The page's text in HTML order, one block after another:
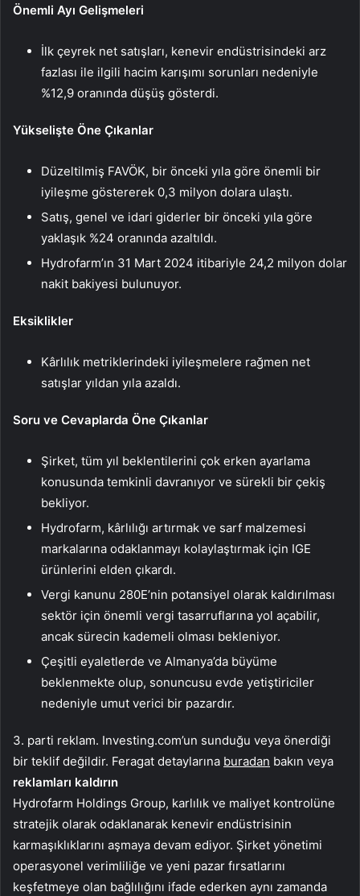
Önemli Ayı Gelişmeleri
İlk çeyrek net satışları, kenevir endüstrisindeki arz
fazlası ile ilgili hacim karışımı sorunları nedeniyle
%12,9 oranında düşüş gösterdi.
Yükselişte Öne Çıkanlar
Düzeltilmiş FAVÖK, bir önceki yıla göre önemli bir
iyileşme göstererek 0,3 milyon dolara ulaştı.
Satış, genel ve idari giderler bir önceki yıla göre
yaklaşık %24 oranında azaltıldı.
Hydrofarm’ın 31 Mart 2024 itibariyle 24,2 milyon dolar
nakit bakiyesi bulunuyor.
Eksiklikler
Kârlılık metriklerindeki iyileşmelere rağmen net
satışlar yıldan yıla azaldı.
Soru ve Cevaplarda Öne Çıkanlar
Şirket, tüm yıl beklentilerini çok erken ayarlama
konusunda temkinli davranıyor ve sürekli bir çekiş
bekliyor.
Hydrofarm, kârlılığı artırmak ve sarf malzemesi
markalarına odaklanmayı kolaylaştırmak için IGE
ürünlerini elden çıkardı.
Vergi kanunu 280E’nin potansiyel olarak kaldırılması
sektör için önemli vergi tasarruflarına yol açabilir,
ancak sürecin kademeli olması bekleniyor.
Çeşitli eyaletlerde ve Almanya’da büyüme
beklenmekte olup, sonuncusu evde yetiştiriciler
nedeniyle umut verici bir pazardır.
3. parti reklam. Investing.com’un sunduğu veya önerdiği
bir teklif değildir. Feragat detaylarına buradan bakın veya
reklamları kaldırın
Hydrofarm Holdings Group, karlılık ve maliyet kontrolüne
stratejik olarak odaklanarak kenevir endüstrisinin
karmaşıklıklarını aşmaya devam ediyor. Şirket yönetimi
operasyonel verimliliğe ve yeni pazar fırsatlarını
keşfetmeye olan bağlılığını ifade ederken aynı zamanda